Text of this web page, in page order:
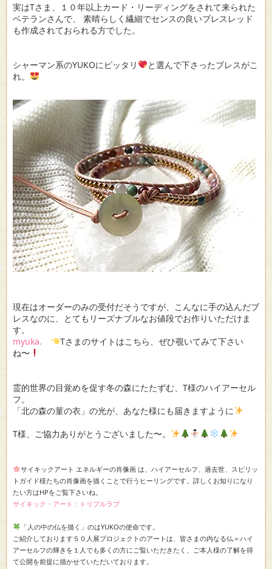
実はTさま、１０年以上カード・リーディングをされて来られた
ベテランさんで、 素晴らしく繊細でセンスの良いブレスレッド
も作成されておられる方でした。
シャーマン系のYUKOにピッタリ
と選んで下さったブレスがこ
れ。
現在はオーダーのみの受付だそうですが、こんなに手の込んだブ
レスなのに、とてもリーズナブルなお値段でお作りいただけま
す。
myuka.
Tさまのサイトはこちら、ぜひ覗いてみて下さい
ね〜
霊的世界の目覚めを促す冬の森にたたずむ、T様のハイアーセル
フ。
「北の森の菫の衣」の光が、あなた様にも届きますように
T様、ご協力ありがとうございました〜。
サイキックアート エネルギーの肖像画 は、ハイアーセルフ、過去世、スピリッ
トガイド様たちの肖像画を描くことで行うヒーリングです。詳しくお知りになり
たい方はHPをご覧下さいね。
サイキック・アート：トリプルラブ
「人の中の仏を描く」のはYUKOの使命です。
ご紹介しております５０人展プロジェクトのアートは、皆さまの内なる仏＝ハイ
アーセルフの輝きを１人でも多くの方にご覧いただきたく、ご本人様の了解を得
て公開を前提に描かせていただいております。